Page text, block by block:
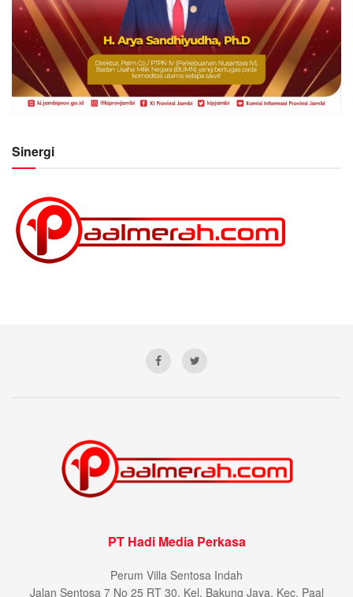
Sinergi
PT Hadi Media Perkasa
Perum Villa Sentosa Indah
Jalan Sentosa 7 No 25 RT 30, Kel. Bakung Jaya, Kec. Paal